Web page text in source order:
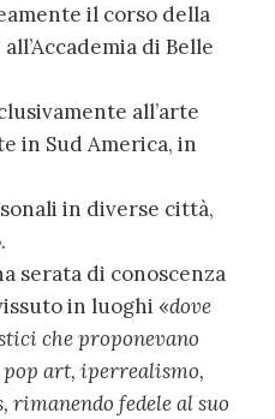
il corso della
di Belle
all’arte
in Sud America, in
in diverse città,
serata di conoscenza
in luoghi «dove
che proponevano
art, iperrealismo,
fedele al suo